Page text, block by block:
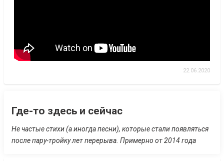
22.06.2020
Где-то здесь и сейчас
Не частые стихи (а иногда песни), которые стали появляться
после пару-тройку лет перерыва. Примерно от 2014 года